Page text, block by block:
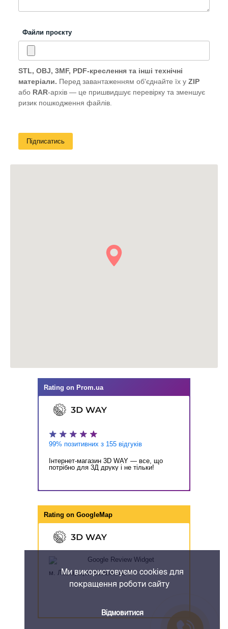
Ми використовуємо cookies для
покращення роботи сайту
Відмовитися
Файли проєкту
STL, OBJ, 3MF, PDF-креслення та інші технічні
матеріали. Перед завантаженням об'єднайте їх уZIP
або RAR-архів — це пришвидшує перевірку та зменшує
ризик пошкодження файлів.
Підписатись
Rating on Prom.ua
99% позитивних з 155 відгуків
Інтернет-магазин 3D WAY — все, що
потрібно для 3Д друку і не тільки!
Rating on GoogleMap
м. Львів, вул. Балабана, 8